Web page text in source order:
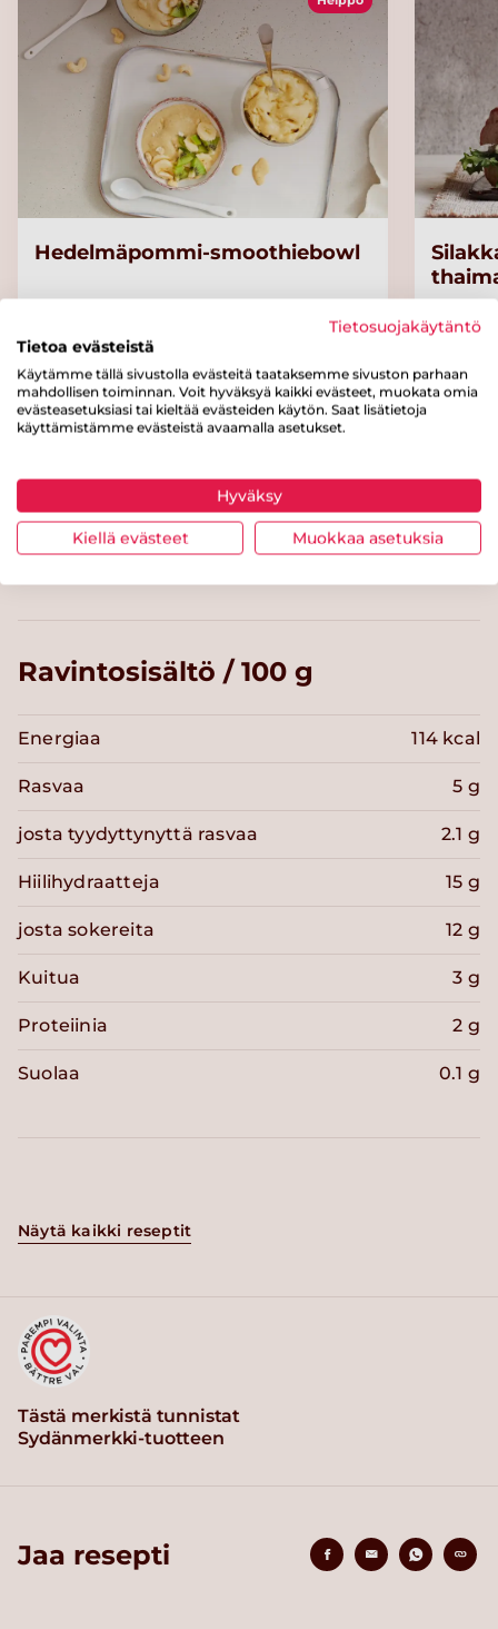
Hedelmäpommi-smoothiebowl
Kategoriat
Alle 30 minuuttia
Helppo arki
Ravintosisältö / 100 g
Energiaa 114 kcal
Rasvaa 5 g
josta tyydyttynyttä rasvaa 2.1 g
Hiilihydraatteja 15 g
josta sokereita 12 g
Kuitua 3 g
Proteiinia 2 g
Suolaa 0.1 g
Näytä kaikki reseptit
Tästä merkistä tunnistat
Sydänmerkki-tuotteen
Jaa resepti
Tietosuojakäytäntö
Tietoa evästeistä
Käytämme tällä sivustolla evästeitä taataksemme sivuston parhaan
mahdollisen toiminnan. Voit hyväksyä kaikki evästeet, muokata omia
evästeasetuksiasi tai kieltää evästeiden käytön. Saat lisätietoja
käyttämistämme evästeistä avaamalla asetukset.
Hyväksy
Kiellä evästeet Muokkaa asetuksia